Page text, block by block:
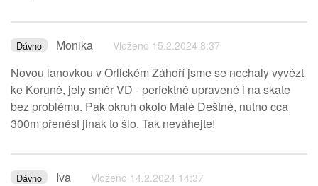
Dávno Monika Vloženo 15.2.2024 8:37
Novou lanovkou v Orlickém Záhoří jsme se nechaly vyvézt
ke Koruně, jely směr VD - perfektně upravené i na skate
bez problému. Pak okruh okolo Malé Deštné, nutno cca
300m přenést jinak to šlo. Tak neváhejte!
Dávno Iva Vloženo 14.2.2024 14:37